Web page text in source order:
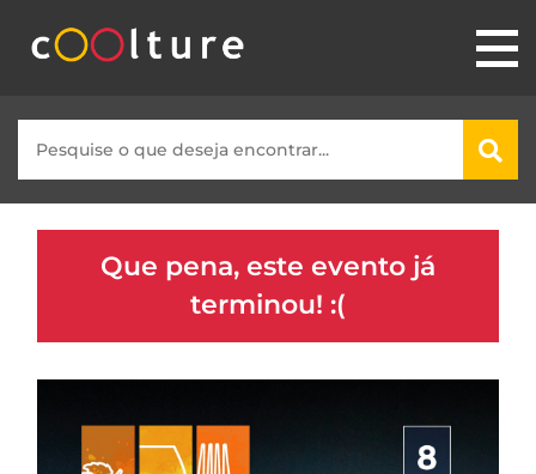
Que pena, este evento já
terminou! :(